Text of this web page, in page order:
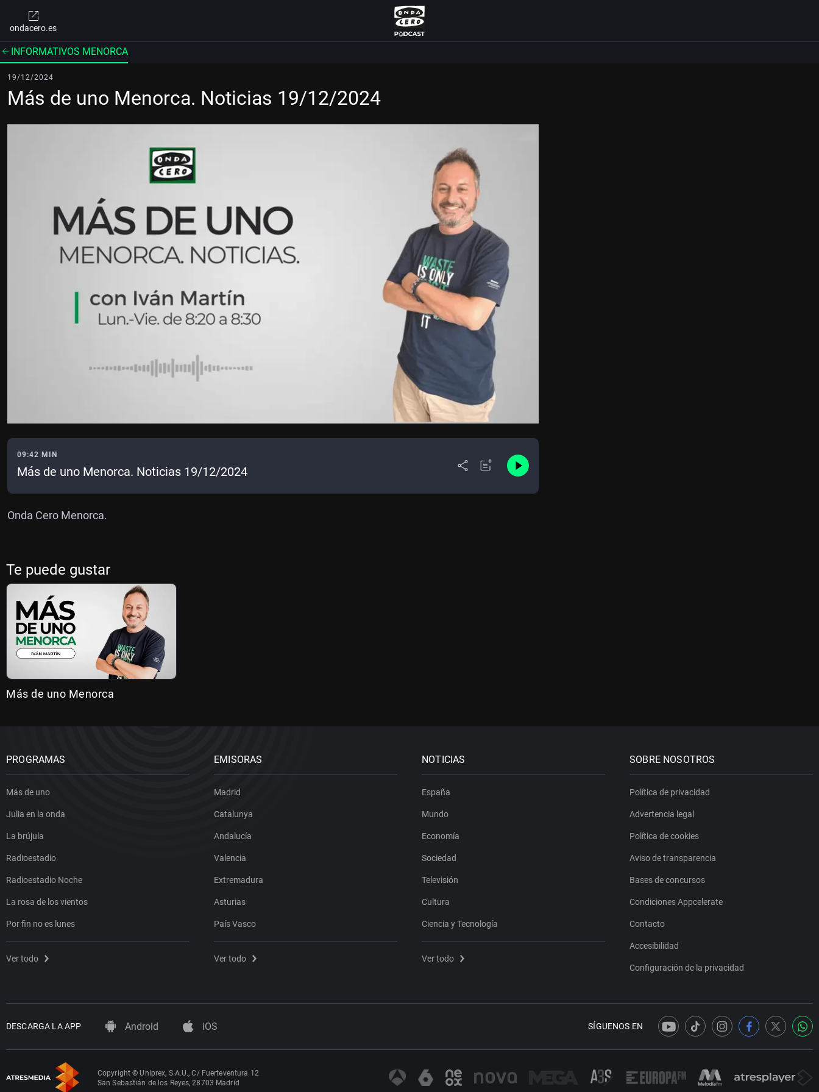
ondacero.es
INFORMATIVOS MENORCA
19/12/2024
Más de uno Menorca. Noticias 19/12/2024
09:42 MIN
Más de uno Menorca. Noticias 19/12/2024
Onda Cero Menorca.
Te puede gustar
Más de uno Menorca
PROGRAMAS
Más de uno
Julia en la onda
La brújula
Radioestadio
Radioestadio Noche
La rosa de los vientos
Por fin no es lunes
Ver todo
EMISORAS
Madrid
Catalunya
Andalucía
Valencia
Extremadura
Asturias
País Vasco
Ver todo
NOTICIAS
España
Mundo
Economía
Sociedad
Televisión
Cultura
Ciencia y Tecnología
Ver todo
SOBRE NOSOTROS
Política de privacidad
Advertencia legal
Política de cookies
Aviso de transparencia
Bases de concursos
Condiciones Appcelerate
Contacto
Accesibilidad
Configuración de la privacidad
DESCARGA LA APP Android iOS SÍGUENOS EN
Copyright © Uniprex, S.A.U., C/ Fuerteventura 12
San Sebastián de los Reyes, 28703 Madrid